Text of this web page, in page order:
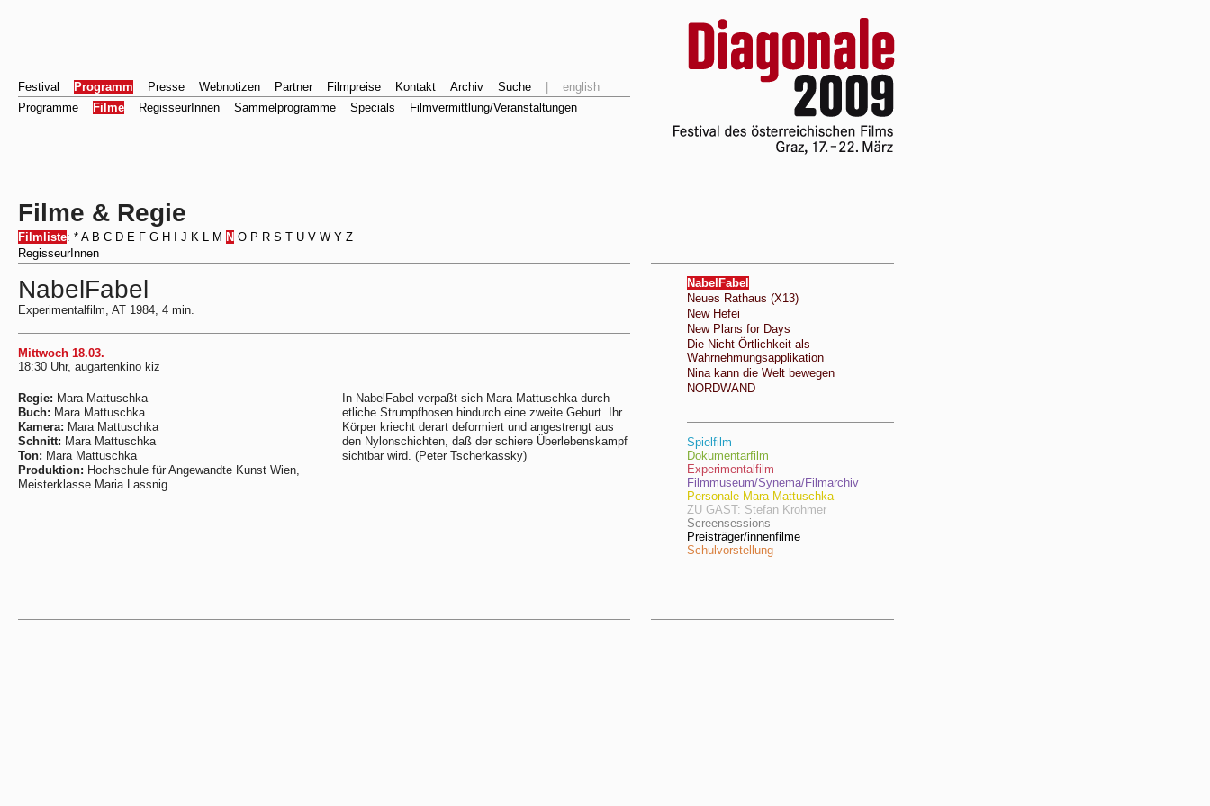
Festival Programm Presse Webnotizen Partner Filmpreise Kontakt Archiv Suche
english
Programme
Filme RegisseurInnen Sammelprogramme Specials Filmvermittlung/Veranstaltungen
Filme & Regie
Filmliste: * A B C D E F G H J K L M N O P R S T U V W Y Z
RegisseurInnen
NabelFabel
Experimentalfilm, AT 1984, 4 min.
Mittwoch 18.03.
18:30 Uhr, augartenkino kiz
Regie: Mara Mattuschka
Buch: Mara Mattuschka
Kamera: Mara Mattuschka
Schnitt: Mara Mattuschka
Ton: Mara Mattuschka
Produktion: Hochschule für Angewandte Kunst Wien,
Meisterklasse Maria Lassnig
In NabelFabel verpaßt sich Mara Mattuschka durch
etliche Strumpfhosen hindurch eine zweite Geburt. Ihr
Körper kriecht derart deformiert und angestrengt aus
den Nylonschichten, daß der schiere Überlebenskampf
sichtbar wird. (Peter Tscherkassky)
NabelFabel
Neues Rathaus (X13)
New Hefei
New Plans for Days
Die Nicht-Örtlichkeit als
Wahrnehmungsapplikation
Nina kann die Welt bewegen
NORDWAND
Spielfilm
Dokumentarfilm
Experimentalfilm
Filmmuseum/Synema/Filmarchiv
Personale Mara Mattuschka
ZU GAST: Stefan Krohmer
Screensessions
Preisträger/innenfilme
Schulvorstellung